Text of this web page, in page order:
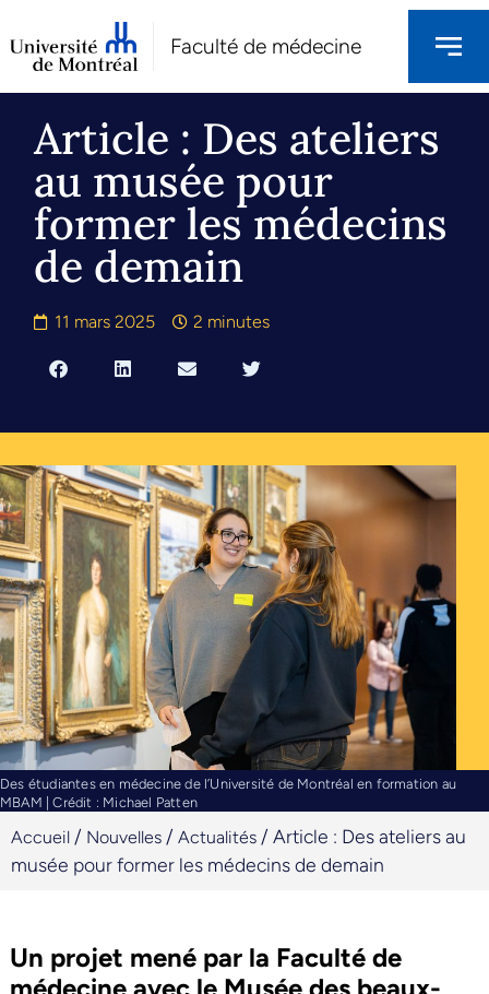
Faculté de médecine
Article : Des ateliers
au musée pour
former les médecins
de demain
11 mars 2025 2 minutes
Des étudiantes en médecine de l’Université de Montréal en formation au
MBAM | Crédit : Michael Patten
Accueil / Nouvelles / Actualités / Article : Des ateliers au
musée pour former les médecins de demain
Un projet mené par la Faculté de